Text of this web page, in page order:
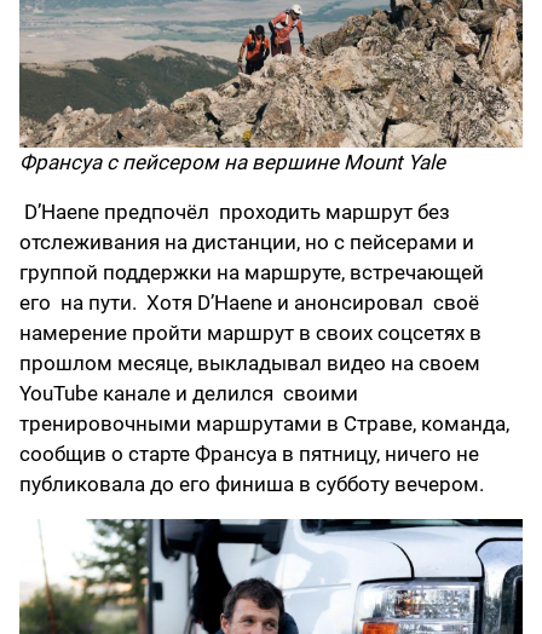
Франсуа с пейсером на вершине Mount Yale
D’Haene предпочёл проходить маршрут без
отслеживания на дистанции, но с пейсерами и
группой поддержки на маршруте, встречающей
его на пути. Хотя D’Haene и анонсировал своё
намерение пройти маршрут в своих соцсетях в
прошлом месяце, выкладывал видео на своем
YouTube канале и делился своими
тренировочными маршрутами в Страве, команда,
сообщив о старте Франсуа в пятницу, ничего не
публиковала до его финиша в субботу вечером.